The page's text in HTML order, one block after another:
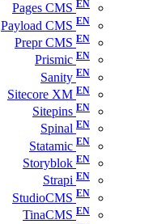
Pages CMS
Payload CMS
Prepr CMS
Prismic
Sanity
Sitecore XM
Sitepins
Spinal
Statamic
Storyblok
Strapi
StudioCMS
TinaCMS